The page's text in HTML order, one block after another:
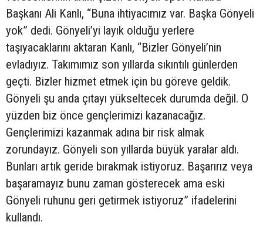
Başkanı Ali Kanlı, “Buna ihtiyacımız var. Başka Gönyeli
yok” dedi. Gönyeli’yi layık olduğu yerlere
taşıyacaklarını aktaran Kanlı, “Bizler Gönyeli’nin
evladıyız. Takımımız son yıllarda sıkıntılı günlerden
geçti. Bizler hizmet etmek için bu göreve geldik.
Gönyeli şu anda çıtayı yükseltecek durumda değil. O
yüzden biz önce gençlerimizi kazanacağız.
Gençlerimizi kazanmak adına bir risk almak
zorundayız. Gönyeli son yıllarda büyük yaralar aldı.
Bunları artık geride bırakmak istiyoruz. Başarırız veya
başaramayız bunu zaman gösterecek ama eski
Gönyeli ruhunu geri getirmek istiyoruz” ifadelerini
kullandı.